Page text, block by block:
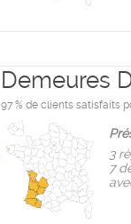
Demeures
97 % de clients satisfaits
3
7